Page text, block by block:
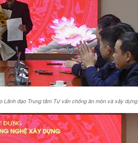
Lãnh đạo Trung tâm Tư vấn chống ăn mòn và xây dựng